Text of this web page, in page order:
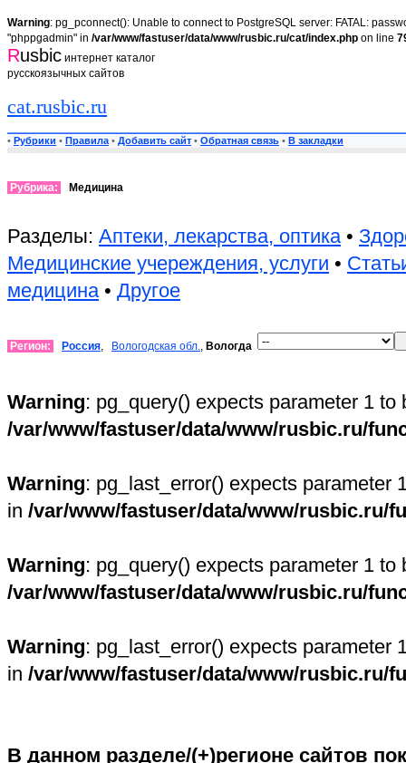
Warning: pg_pconnect(): Unable to connect to PostgreSQL server: FATAL:
"phppgadmin" in /var/www/fastuser/data/www/rusbic.ru/cat/index.php on line
Rusbic интернет каталог
русскоязычных сайтов
cat.rusbic.ru
• Рубрики • Правила • Добавить сайт • Обратная связь • В закладки
Рубрика: Медицина
Разделы: Аптеки, лекарства, оптика•
Медицинские учереждения, услуги •
медицина• Другое
Регион: Россия, Вологодская обл., Вологда
Warning: pg_query() expects parameter 1
/var/www/fastuser/data/www/rusbic.ru/
Warning: pg_last_error() expects parameter
in /var/www/fastuser/data/www/rusbic.ru/
Warning: pg_query() expects parameter 1
/var/www/fastuser/data/www/rusbic.ru/
Warning: pg_last_error() expects parameter
in /var/www/fastuser/data/www/rusbic.ru/
В данном разделе/(+)регионе сайтов